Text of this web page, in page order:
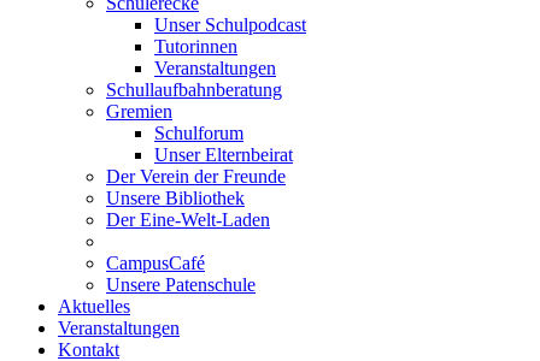
Unser Schulpodcast
Tutorinnen
Veranstaltungen
Schullaufbahnberatung
Gremien
Schulforum
Unser Elternbeirat
Der Verein der Freunde
Unsere Bibliothek
Der Eine-Welt-Laden
CampusCafé
Unsere Patenschule
Aktuelles
Veranstaltungen
Kontakt